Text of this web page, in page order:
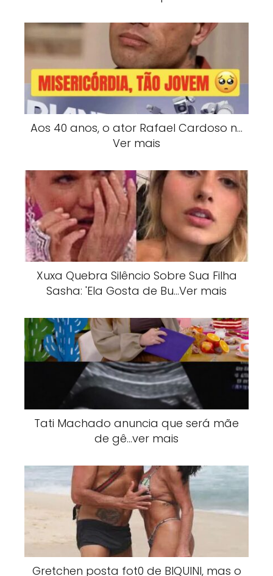
Aos 40 anos, o ator Rafael Cardoso n…
Ver mais
Xuxa Quebra Silêncio Sobre Sua Filha
Sasha: 'Ela Gosta de Bu…Ver mais
Tati Machado anuncia que será mãe
de gê…ver mais
Gretchen posta fot0 de BlQUlNI, mas o